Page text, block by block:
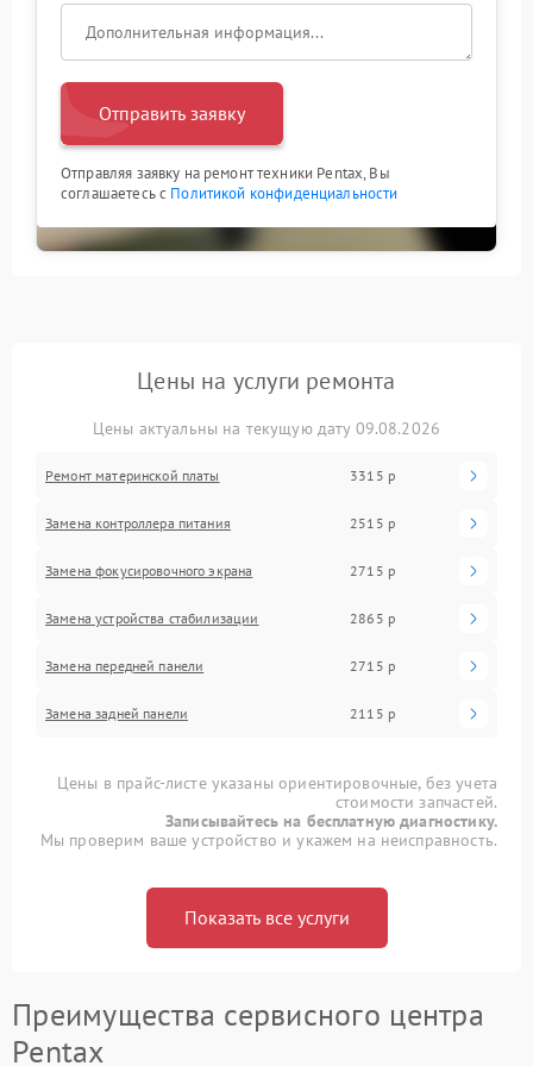
Отправить заявку
Отправляя заявку на ремонт техники Pentax, Вы
соглашаетесь с Политикой конфиденциальности
Цены на услуги ремонта
Цены актуальны на текущую дату 09.08.2026
Ремонт материнской платы 3315 р
Замена контроллера питания 2515 р
Замена фокусировочного экрана 2715 р
Замена устройства стабилизации 2865 р
Замена передней панели 2715 р
Замена задней панели 2115 р
Цены в прайс-листе указаны ориентировочные, без учета
стоимости запчастей.
Записывайтесь на бесплатную диагностику.
Мы проверим ваше устройство и укажем на неисправность.
Показать все услуги
Преимущества сервисного центра
Pentax